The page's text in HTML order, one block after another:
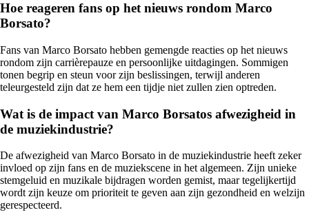
Hoe reageren fans op het nieuws rondom Marco
Borsato?
Fans van Marco Borsato hebben gemengde reacties op het nieuws
rondom zijn carrièrepauze en persoonlijke uitdagingen. Sommigen
tonen begrip en steun voor zijn beslissingen, terwijl anderen
teleurgesteld zijn dat ze hem een tijdje niet zullen zien optreden.
Wat is de impact van Marco Borsatos afwezigheid in
de muziekindustrie?
De afwezigheid van Marco Borsato in de muziekindustrie heeft zeker
invloed op zijn fans en de muziekscene in het algemeen. Zijn unieke
stemgeluid en muzikale bijdragen worden gemist, maar tegelijkertijd
wordt zijn keuze om prioriteit te geven aan zijn gezondheid en welzijn
gerespecteerd.